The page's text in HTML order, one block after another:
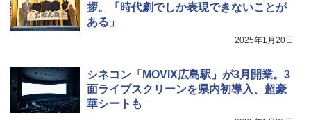
拶。「時代劇でしか表現できないことが
ある」
2025年1月20日
シネコン「MOVIX広島駅」が3月開業。3
面ライブスクリーンを県内初導入、超豪
華シートも